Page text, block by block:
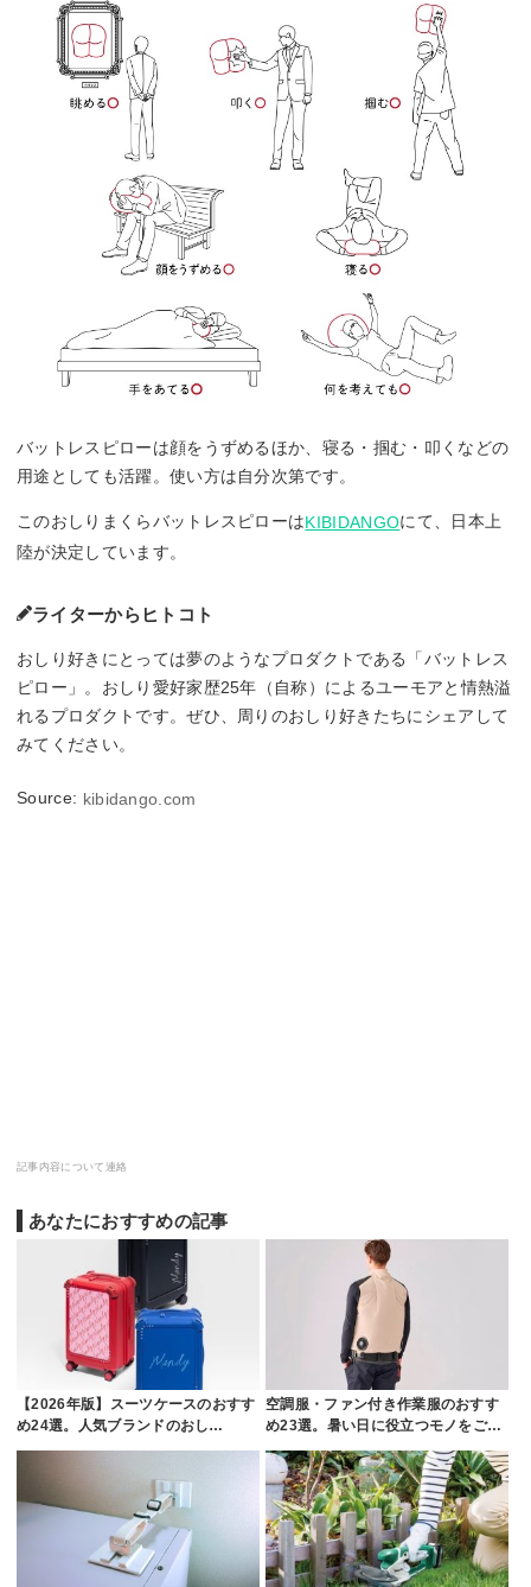
バットレスピローは顔をうずめるほか、寝る・掴む・叩くなどの
用途としても活躍。使い方は自分次第です。
このおしりまくらバットレスピローはKIBIDANGOにて、日本上
陸が決定しています。
ライターからヒトコト
おしり好きにとっては夢のようなプロダクトである「バットレス
ピロー」。おしり愛好家歴25年（自称）によるユーモアと情熱溢
れるプロダクトです。ぜひ、周りのおしり好きたちにシェアして
みてください。
Source: kibidango.com
記事内容について連絡
あなたにおすすめの記事
【2026年版】スーツケースのおすす
め24選。人気ブランドのおし…
空調服・ファン付き作業服のおすす
め23選。暑い日に役立つモノをご…